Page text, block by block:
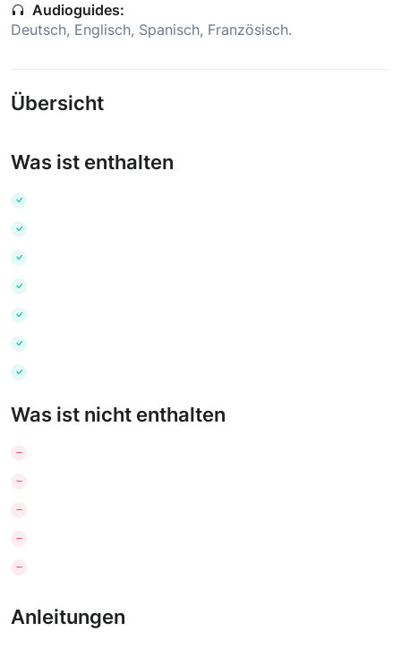
Audioguides:
Deutsch, Englisch, Spanisch, Französisch.
Übersicht
Was ist enthalten
Was ist nicht enthalten
Anleitungen